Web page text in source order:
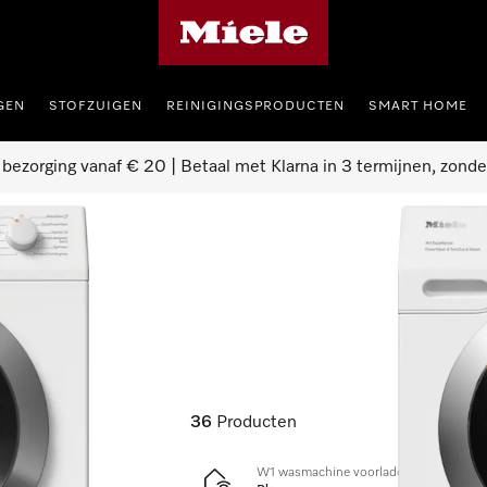
STOFZUIGEN REINIGINGSPRODUCTEN SMART HOME
vanaf € 20 | Betaal met Klarna in 3 termijnen,
36 Producten
W1 wasmachine voorlader: